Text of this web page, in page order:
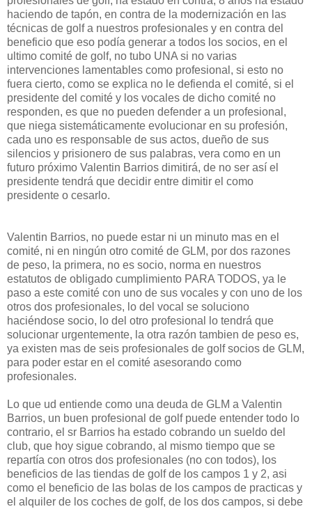
haciendo de tapón, en contra de la modernización en las
técnicas de golf a nuestros profesionales y en contra del
beneficio que eso podía generar a todos los socios, en el
ultimo comité de golf, no tubo UNA si no varias
intervenciones lamentables como profesional, si esto no
fuera cierto, como se explica no le defienda el comité, si el
presidente del comité y los vocales de dicho comité no
responden, es que no pueden defender a un profesional,
que niega sistemáticamente evolucionar en su profesión,
cada uno es responsable de sus actos, dueño de sus
silencios y prisionero de sus palabras, vera como en un
futuro próximo Valentin Barrios dimitirá, de no ser así el
presidente tendrá que decidir entre dimitir el como
presidente o cesarlo.
Valentin Barrios, no puede estar ni un minuto mas en el
comité, ni en ningún otro comité de GLM, por dos razones
de peso, la primera, no es socio, norma en nuestros
estatutos de obligado cumplimiento PARA TODOS, ya le
paso a este comité con uno de sus vocales y con uno de los
otros dos profesionales, lo del vocal se soluciono
haciéndose socio, lo del otro profesional lo tendrá que
solucionar urgentemente, la otra razón tambien de peso es,
ya existen mas de seis profesionales de golf socios de GLM,
para poder estar en el comité asesorando como
profesionales.
Lo que ud entiende como una deuda de GLM a Valentin
Barrios, un buen profesional de golf puede entender todo lo
contrario, el sr Barrios ha estado cobrando un sueldo del
club, que hoy sigue cobrando, al mismo tiempo que se
repartía con otros dos profesionales (no con todos), los
beneficios de las tiendas de golf de los campos 1 y 2, asi
como el beneficio de las bolas de los campos de practicas y
el alquiler de los coches de golf, de los dos campos, si debe